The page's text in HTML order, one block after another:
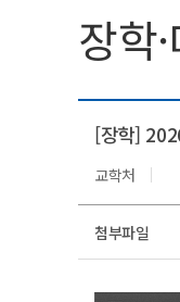
장학
[장학]
교학처
첨부파일